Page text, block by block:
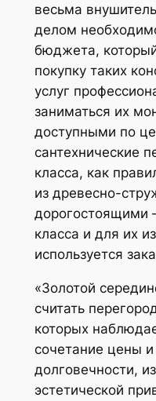
весьма
делом
бюджета,
покупку таких
услуг
заниматься их
доступными по
сантехнические
класса, как
из древесно-
дорогостоящими
класса и для их
используется
«Золотой
считать
которых
сочетание цены и
долговечности,
эстетической